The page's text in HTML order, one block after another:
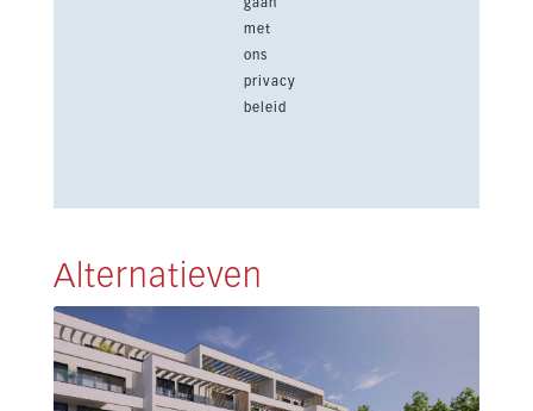
met
ons
privacy
beleid
Alternatieven